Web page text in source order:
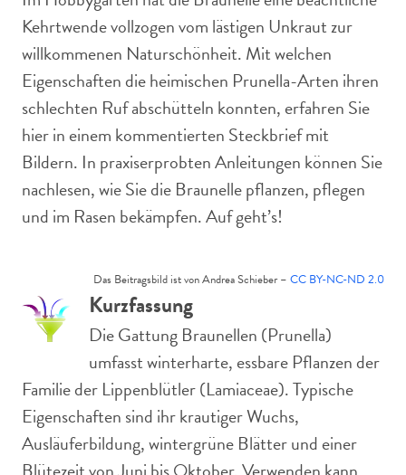
Kehrtwende vollzogen vom lästigen Unkraut zur
willkommenen Naturschönheit. Mit welchen
Eigenschaften die heimischen Prunella-Arten ihren
schlechten Ruf abschütteln konnten, erfahren Sie
hier in einem kommentierten Steckbrief mit
Bildern. In praxiserprobten Anleitungen können Sie
nachlesen, wie Sie die Braunelle pflanzen, pflegen
und im Rasen bekämpfen. Auf geht’s!
Das Beitragsbild ist von Andrea Schieber – CC BY-NC-ND 2.0
Kurzfassung
Die Gattung Braunellen (Prunella)
umfasst winterharte, essbare Pflanzen der
Familie der Lippenblütler (Lamiaceae). Typische
Eigenschaften sind ihr krautiger Wuchs,
Ausläuferbildung, wintergrüne Blätter und einer